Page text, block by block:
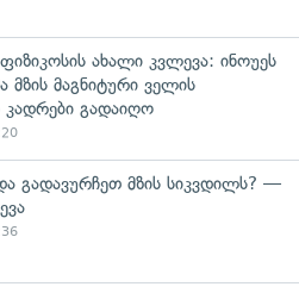
ახალი კვლევა: ინოუეს
მზის მაგნიტური ველის
გადაიღო
გადავურჩეთ მზის სიკვდილს? —